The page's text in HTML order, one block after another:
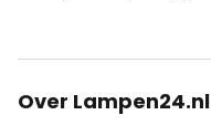
Over Lampen24.nl